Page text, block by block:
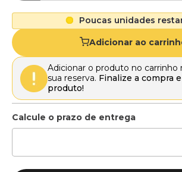
Poucas unidades
Adicionar ao
Adicionar o produto no carrinho
sua reserva. Finalize a compra
produto!